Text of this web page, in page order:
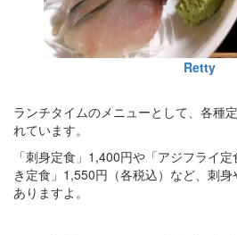
Retty
ランチタイムのメニューとして、各種
れています。
「刺身定食」1,400円や「アジフライ
き定食」1,550円（各税込）など、刺
ありますよ。